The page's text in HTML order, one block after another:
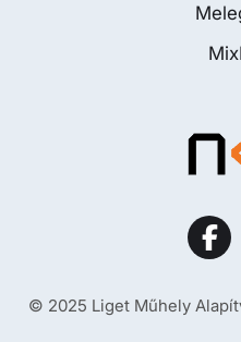
© 2025 Liget Műhely